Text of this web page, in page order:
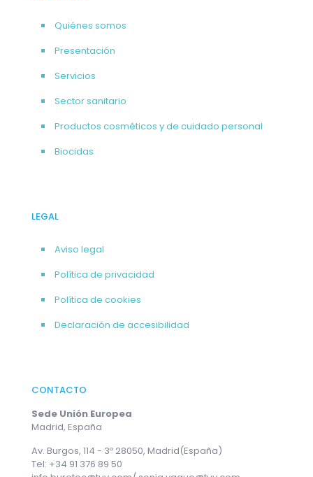
Quiénes somos
Presentación
Servicios
Sector sanitario
Productos cosméticos y de cuidado personal
Biocidas
LEGAL
Aviso legal
Política de privacidad
Política de cookies
Declaración de accesibilidad
CONTACTO
Sede Unión Europea
Madrid, España
Av. Burgos, 114 - 3º 28050, Madrid(España)
Tel: +34 91 376 89 50